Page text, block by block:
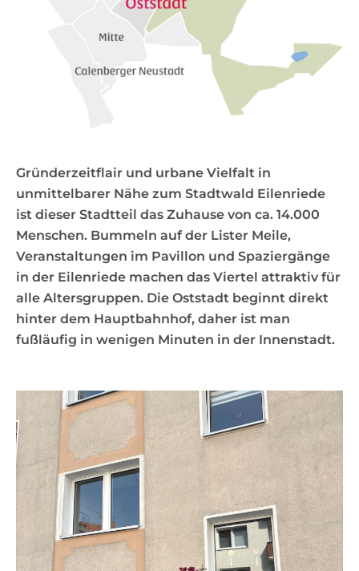
Gründerzeitflair und urbane Vielfalt in
unmittelbarer Nähe zum Stadtwald Eilenriede
ist dieser Stadtteil das Zuhause von ca. 14.000
Menschen. Bummeln auf der Lister Meile,
Veranstaltungen im Pavillon und Spaziergänge
in der Eilenriede machen das Viertel attraktiv für
alle Altersgruppen. Die Oststadt beginnt direkt
hinter dem Hauptbahnhof, daher ist man
fußläufig in wenigen Minuten in der Innenstadt.